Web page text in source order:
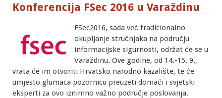
Konferencija FSec 2016 u Varaždinu
FSec2016, sada već tradicionalno
okupljanje stručnjaka na području
informacijske sigurnosti, održat će se u
Varaždinu. Ove godine, od 14.-15. 9.,
vrata će im otvoriti Hrvatsko narodno kazalište, te će
umjesto glumaca pozornicu preuzeti domaći i svjetski
eksperti za ovo iznimno važno područje poslovanja.